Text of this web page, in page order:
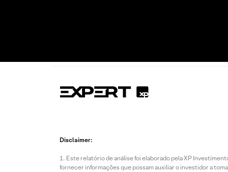
Disclaimer:
Este relatório de análise foi elaborado pela XP
fornecer informações que possam auxiliar o investidor a